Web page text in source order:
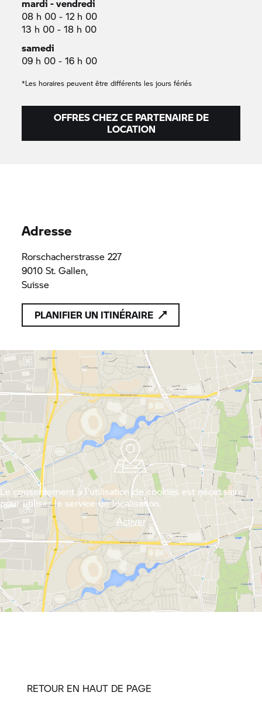
mardi - vendredi
08 h 00 - 12 h 00
13 h 00 - 18 h 00
samedi
09 h 00 - 16 h 00
*Les horaires peuvent être différents les jours fériés
OFFRES CHEZ CE PARTENAIRE DE
LOCATION
Adresse
Rorschacherstrasse 227
9010 St. Gallen,
Suisse
PLANIFIER UN ITINÉRAIRE
Le consentement à l'utilisation de cookies est nécessaire
pour utiliser le service de localisation.
Activer
RETOUR EN HAUT DE PAGE